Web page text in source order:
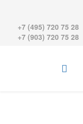
+7 (495) 720 75 28
+7 (903) 720 75 28